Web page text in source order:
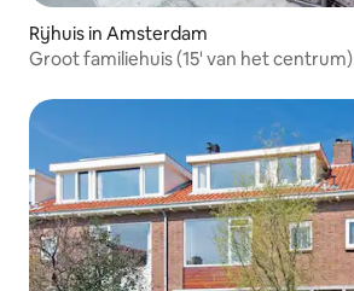
Rijhuis in Amsterdam
Groot familiehuis (15' van het centrum)